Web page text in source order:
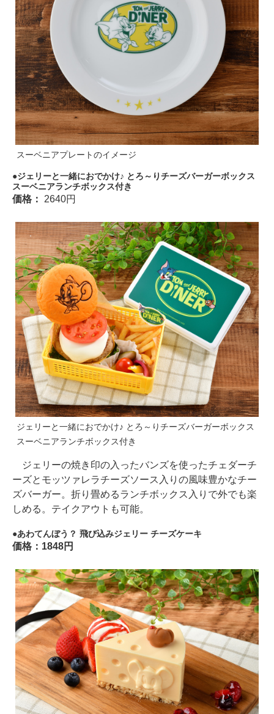
スーベニアプレートのイメージ
ジェリーと一緒におでかけ♪ とろ～りチーズバーガーボックス
スーベニアランチボックス付き
価格： 2640円
ジェリーと一緒におでかけ♪ とろ～りチーズバーガーボックス
スーベニアランチボックス付き
ジェリーの焼き印の入ったバンズを使ったチェダーチ
ーズとモッツァレラチーズソース入りの風味豊かなチー
ズバーガー。折り畳めるランチボックス入りで外でも楽
しめる。テイクアウトも可能。
あわてんぼう？ 飛び込みジェリー チーズケーキ
価格：1848円